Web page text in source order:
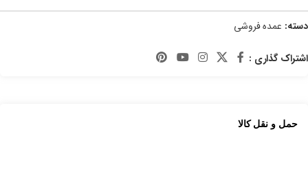
دسته: عمده فروشی
اشتراک گذاری :
حمل و نقل کالا